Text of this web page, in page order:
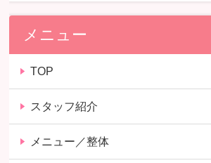
メニュー
TOP
スタッフ紹介
メニュー／整体